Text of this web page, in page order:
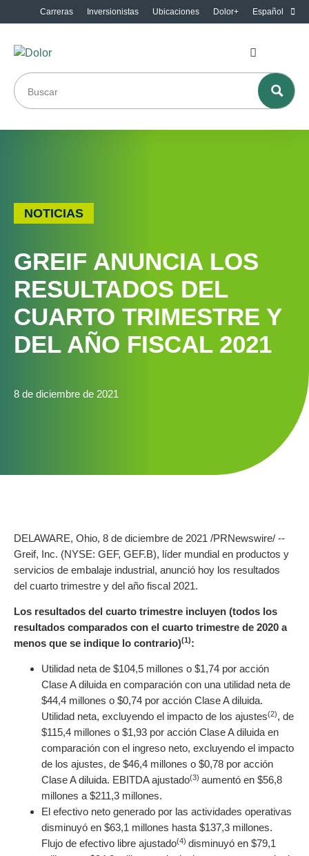
Carreras Inversionistas Ubicaciones Dolor+ Español
NOTICIAS
GREIF ANUNCIA LOS
RESULTADOS DEL
CUARTO TRIMESTRE Y
DEL AÑO FISCAL 2021
8 de diciembre de 2021
DELAWARE, Ohio, 8 de diciembre de 2021 /PRNewswire/ --
Greif, Inc. (NYSE: GEF, GEF.B), líder mundial en productos y
servicios de embalaje industrial, anunció hoy los resultados
del cuarto trimestre y del año fiscal 2021.
Los resultados del cuarto trimestre incluyen (todos los
resultados comparados con el cuarto trimestre de 2020 a
menos que se indique lo contrario)(1):
Utilidad neta de $104,5 millones o $1,74 por acción
Clase A diluida en comparación con una utilidad neta de
$44,4 millones o $0,74 por acción Clase A diluida.
Utilidad neta, excluyendo el impacto de los ajustes(2), de
$115,4 millones o $1,93 por acción Clase A diluida en
comparación con el ingreso neto, excluyendo el impacto
de los ajustes, de $46,4 millones o $0,78 por acción
Clase A diluida. EBITDA ajustado(3) aumentó en $56,8
millones a $211,3 millones.
El efectivo neto generado por las actividades operativas
disminuyó en $63,1 millones hasta $137,3 millones.
Flujo de efectivo libre ajustado(4) disminuyó en $79,1